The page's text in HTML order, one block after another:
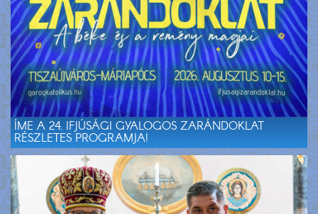
ÍME A 24. IFJÚSÁGI GYALOGOS ZARÁNDOKLAT
RÉSZLETES PROGRAMJA!